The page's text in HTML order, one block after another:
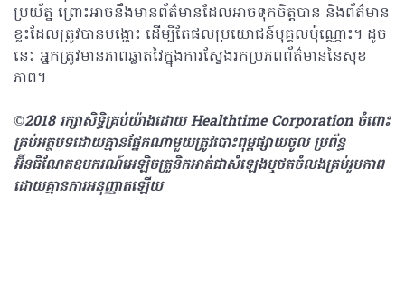
ប្រយ័ត្ន ព្រោះអាចនឹងមានព័ត៌មានដែលអាចទុកចិត្តបាន និងព័ត៌មាន
ខ្លះដែលត្រូវបានបង្ហោះ ដើម្បីតែផលប្រយោជន៍បុគ្គលប៉ុណ្ណោះ។ ដូច
នេះ អ្នកត្រូវមានភាពឆ្លាតវៃក្នុងការស្វែងរកប្រភពព័ត៌មាននៃសុខ
ភាព។
©2018 រក្សាសិទ្ធិគ្រប់យ៉ាង​ដោយ Healthtime Corporation ចំពោះ
គ្រប់អត្ថបទដោយគ្មានផ្នែកណាមួយត្រូវបោះពុម្ពផ្សាយចូល ប្រព័ន្ធ
អ៊ីនធឺណែតឧបករណ៍អេឡិចត្រូនិកអាត់ជាសំឡេងឬថតចំលងគ្រប់រូបភាព
ដោយគ្មានការអនុញ្ញាតឡើយ